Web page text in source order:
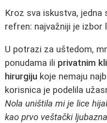
Kroz sva iskustva, jedna
refren: najvažniji je izbor
U potrazi za uštedom,
ponudama ili privatnim
hirurgiju koje nemaju
korisnica je podelila
Nola uništila mi je lice
kao prvo veštački